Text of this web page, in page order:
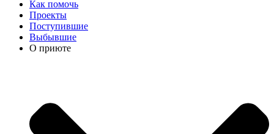
Как помочь
Проекты
Поступившие
Выбывшие
О приюте